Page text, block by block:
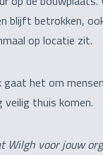
blijft betrokken,
op locatie zit.
het om
veilig thuis komen.
Wilgh voor jouw